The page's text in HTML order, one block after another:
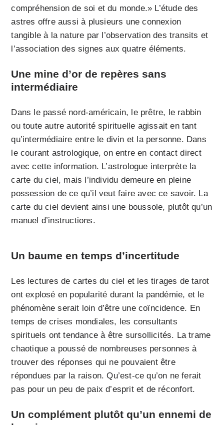
compréhension de soi et du monde.» L’étude des
astres offre aussi à plusieurs une connexion
tangible à la nature par l’observation des transits et
l’association des signes aux quatre éléments.
Une mine d’or de repères sans
intermédiaire
Dans le passé nord-américain, le prêtre, le rabbin
ou toute autre autorité spirituelle agissait en tant
qu’intermédiaire entre le divin et la personne. Dans
le courant astrologique, on entre en contact direct
avec cette information. L’astrologue interprète la
carte du ciel, mais l’individu demeure en pleine
possession de ce qu’il veut faire avec ce savoir. La
carte du ciel devient ainsi une boussole, plutôt qu’un
manuel d’instructions.
Un baume en temps d’incertitude
Les lectures de cartes du ciel et les tirages de tarot
ont explosé en popularité durant la pandémie, et le
phénomène serait loin d’être une coïncidence. En
temps de crises mondiales, les consultants
spirituels ont tendance à être sursollicités. La trame
chaotique a poussé de nombreuses personnes à
trouver des réponses qui ne pouvaient être
répondues par la raison. Qu’est-ce qu’on ne ferait
pas pour un peu de paix d’esprit et de réconfort.
Un complément plutôt qu’un ennemi de